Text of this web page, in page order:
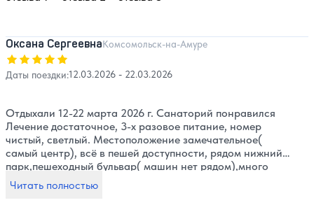
Оксана СергеевнаКомсомольск-на-Амуре
Оценка, количество звезд:
Даты поездки:12.03.2026 - 22.03.2026
Отдыхали 12-22 марта 2026 г. Санаторий понравился
Лечение достаточное, 3-х разовое питание, номер
чистый, светлый. Местоположение замечательное(
самый центр), всё в пешей доступности, рядом нижний
парк,пешеходный бульвар( машин нет рядом),много
живой музыки( не мешает совсем).Медперсонал ,
работники столовой , отзывчивые,вежливые. Нарзанная
Читать полностью